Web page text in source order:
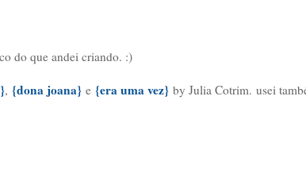
do que andei criando. :)
, {dona joana} e {era uma vez} by Julia Cotrim. usei